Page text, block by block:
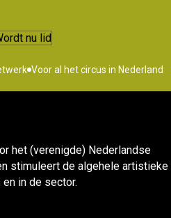
nu lid
Voor al het circus in Nederland
het (verenigde) Nederlandse
stimuleert de algehele artistieke
in de sector.